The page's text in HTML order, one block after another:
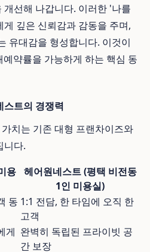
선해 나갑니다. 이러한 '나를
깊은 신뢰감과 감동을 주며,
유대감을 형성합니다. 이것이
약률을 가능하게 하는 핵심 동
스트의 경쟁력
치는 기존 대형 프랜차이즈와
니다.
용 헤어원네스트 (평택 비전동
1인 미용실)
동 1:1 전담, 한 타임에 오직 한
고객
게 완벽히 독립된 프라이빗 공
간 보장